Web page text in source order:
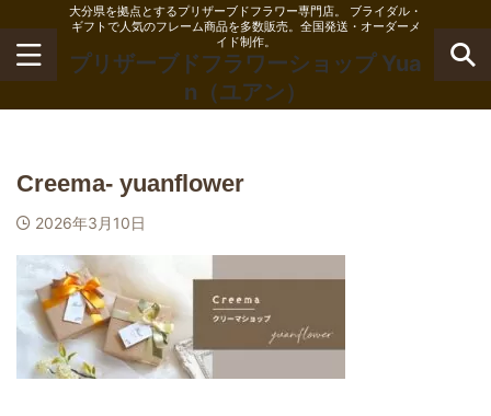
大分県を拠点とするプリザーブドフラワー専門店。 ブライダル・
ギフトで人気のフレーム商品を多数販売。全国発送・オーダーメ
イド制作。
プリザーブドフラワーショップ Yua
n（ユアン）
Creema- yuanflower
2026年3月10日